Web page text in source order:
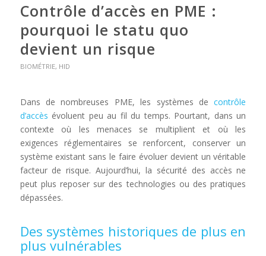
Contrôle d’accès en PME :
pourquoi le statu quo
devient un risque
BIOMÉTRIE, HID
Dans de nombreuses PME, les systèmes decontrôle
d’accès évoluent peu au fil du temps. Pourtant, dans un
contexte où les menaces se multiplient et où les
exigences réglementaires se renforcent, conserver un
système existant sans le faire évoluer devient un véritable
facteur de risque. Aujourd’hui, la sécurité des accès ne
peut plus reposer sur des technologies ou des pratiques
dépassées.
Des systèmes historiques de plus en
plus vulnérables